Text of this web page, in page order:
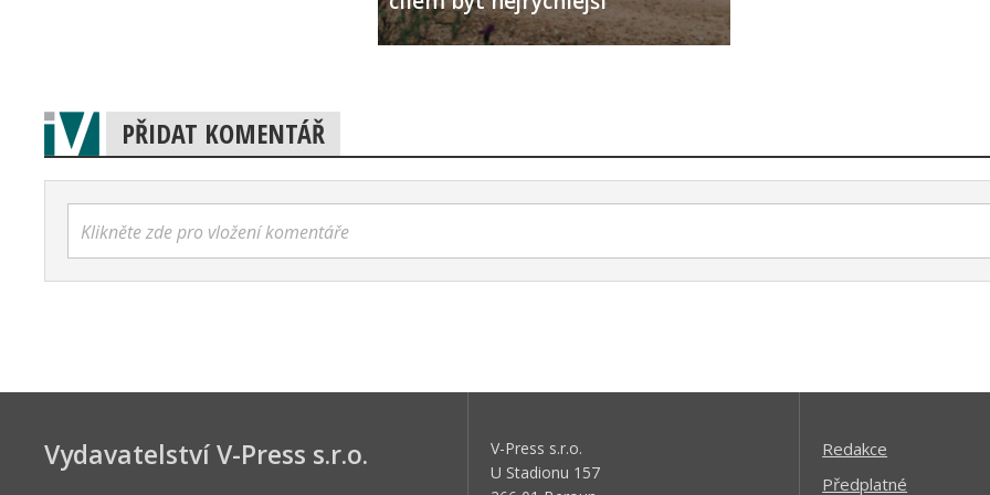
PŘIDAT KOMENTÁŘ
Klikněte zde pro vložení komentáře
Vydavatelství V-Press s.r.o.
V-Press s.r.o.
U Stadionu 157
Redakce
Předplatné